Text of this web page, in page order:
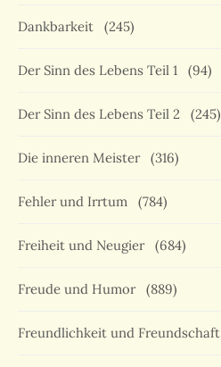
Dankbarkeit (245)
Der Sinn des Lebens Teil 1 (94)
Der Sinn des Lebens Teil 2 (245)
Die inneren Meister (316)
Fehler und Irrtum (784)
Freiheit und Neugier (684)
Freude und Humor (889)
Freundlichkeit und Freundschaft